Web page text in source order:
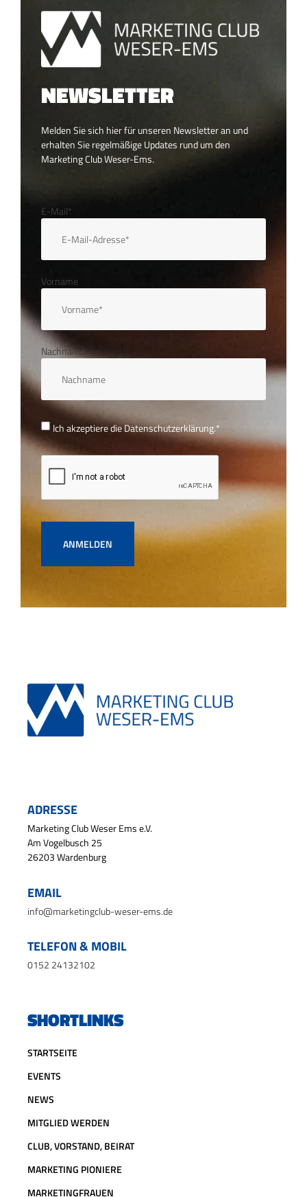
NEWSLETTER
Melden Sie sich hier für unseren Newsletter an und
erhalten Sie regelmäßige Updates rund um den
Marketing Club Weser-Ems.
E-Mail*
Vorname
Nachname
Ich akzeptiere dieDatenschutzerklärung.*
ANMELDEN
ADRESSE
Marketing Club Weser Ems e.V.
Am Vogelbusch 25
26203 Wardenburg
EMAIL
info@marketingclub-weser-ems.de
TELEFON & MOBIL
0152 24132102
SHORTLINKS
STARTSEITE
EVENTS
NEWS
MITGLIED WERDEN
CLUB, VORSTAND, BEIRAT
MARKETING PIONIERE
MARKETINGFRAUEN